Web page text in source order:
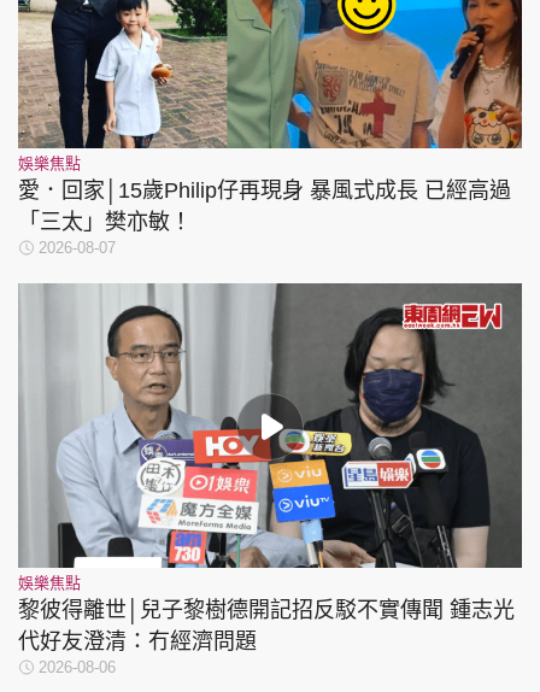
娛樂焦點
愛．回家│15歲Philip仔再現身 暴風式成長 已經高過
「三太」樊亦敏！
2026-08-07
娛樂焦點
黎彼得離世│兒子黎樹德開記招反駁不實傳聞 鍾志光
代好友澄清：冇經濟問題
2026-08-06